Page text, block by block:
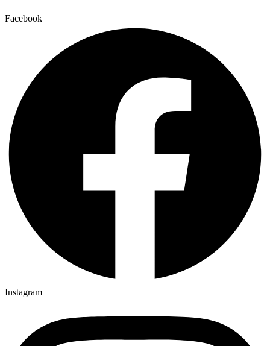
Facebook
Instagram